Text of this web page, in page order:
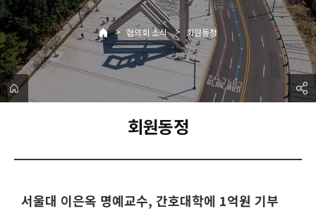
> 협의회 소식 > 회원동정
회원동정
서울대 이은옥 명예교수, 간호대학에 1억원 기부